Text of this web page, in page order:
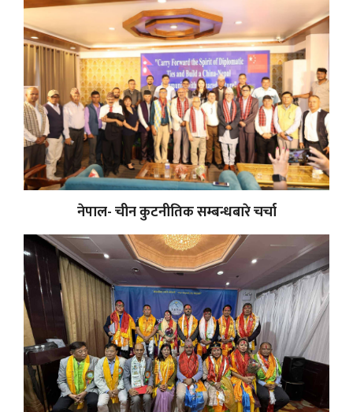
नेपाल- चीन कुटनीतिक सम्बन्धबारे चर्चा